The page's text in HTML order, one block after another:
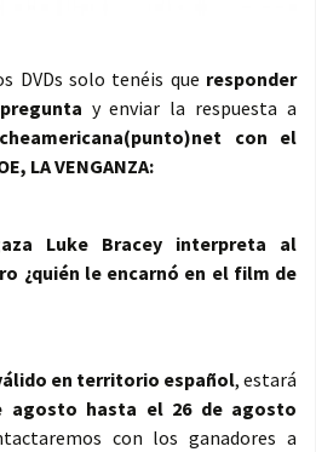
DVDs solo tenéis que responder
y enviar la respuesta a
con el
LA VENGANZA:
Luke Bracey interpreta al
¿quién le encarnó en el film de
en territorio español, estará
agosto hasta el 26 de agosto
con los ganadores a